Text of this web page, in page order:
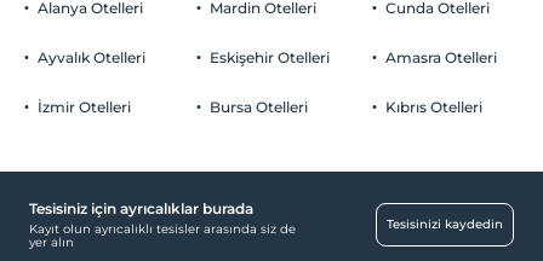
Otopark (Tesis disinda)
Hastaneye kolay ulaşım (15 dakika)
Ortak Alanlar
Alanya Otelleri
Ayvalık Otelleri
İzmir Otelleri
Mardin Otelleri
Eskişehir Otelleri
Bursa Otelleri
Cunda Otelleri
Amasra Otelleri
Kıbrıs Otelleri
Tesisiniz için ayrıcalıklar burada
Kayıt olun ayrıcalıklı tesisler arasında siz de
yer alın
Tesisinizi kaydedin